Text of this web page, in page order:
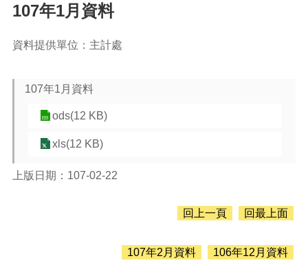
算
階
尋
公
告
107年1月資料
資料提供單位：主計處
107年1月資料
ods(12 KB)
xls(12 KB)
上版日期：107-02-22
回上一頁 回最上面
107年2月資料 106年12月資料